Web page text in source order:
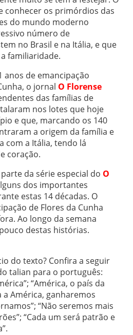
conhecer os primórdios das
do mundo moderno
número de
no Brasil e na Itália, e que
familiaridade.
anos de emancipação
o jornal O Florense
das famílias de
nos lotes que hoje
e que, marcando os 140
a origem da família e
com a Itália, tendo lá
coração.
da série especial do O
dos importantes
estas 14 décadas. O
de Flores da Cunha
Ao longo da semana
destas histórias.
do texto? Confira a seguir
talian para o português:
“América, o país da
a América, ganharemos
“Não seremos mais
“Cada um será patrão e